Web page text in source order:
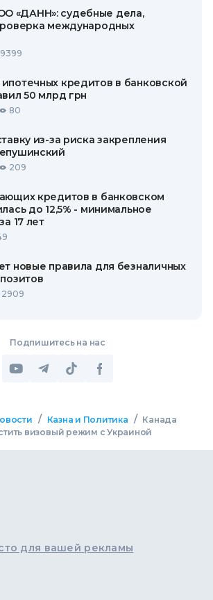
«ДАНН»: судебные дела,
международных
кредитов в банковской
50 млрд грн
80
из-за риска закрепления
209
кредитов в банковском
до 12,5% - минимальное
17 лет
новые правила для безналичных
2909
Подпишитесь на нас
/ Казна и Политика / Канада
визовый режим с Украиной
для вашей рекламы